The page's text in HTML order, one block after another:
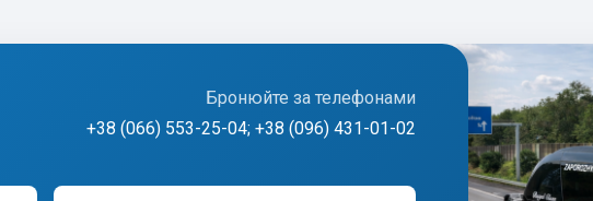
Бронюйте за телефонами
+38 (066) 553-25-04; +38 (096) 431-01-02